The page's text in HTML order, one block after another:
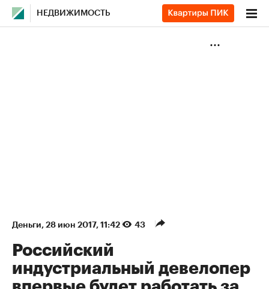
НЕДВИЖИМОСТЬ
Деньги⁠, 28 июн 2017, 11:42 43
Российский
индустриальный девелопер